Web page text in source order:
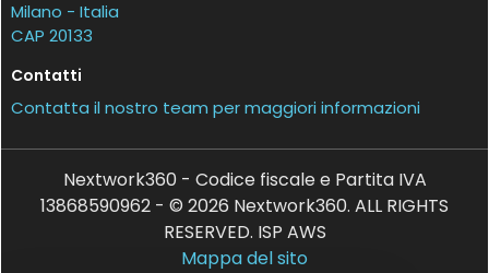
Milano - Italia
CAP 20133
Contatti
Contatta il nostro team per maggiori informazioni
Nextwork360 - Codice fiscale e Partita IVA
13868590962 - © 2026 Nextwork360. ALL RIGHTS
RESERVED. ISP AWS
Mappa del sito